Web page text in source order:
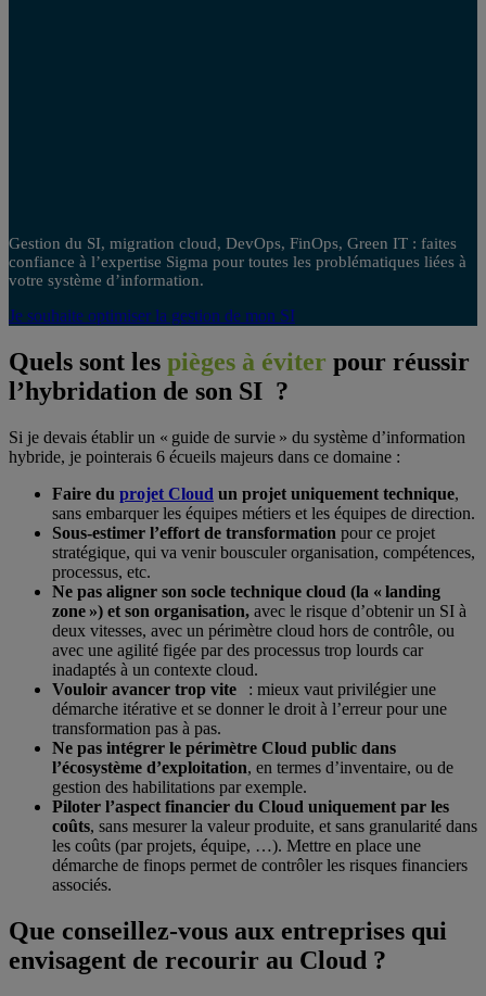
Gestion du SI, migration cloud, DevOps, FinOps, Green IT : faites
confiance à l’expertise Sigma pour toutes les problématiques liées à
votre système d’information.
Je souhaite optimiser la gestion de mon SI
Quels sont les pièges à éviter pour réussir
l’hybridation de son SI ?
Si je devais établir un « guide de survie » du système d’information
hybride, je pointerais 6 écueils majeurs dans ce domaine :
Faire du projet Cloud un projet uniquement technique,
sans embarquer les équipes métiers et les équipes de direction.
Sous-estimer l’effort de transformation pour ce projet
stratégique, qui va venir bousculer organisation, compétences,
processus, etc.
Ne pas aligner son socle technique cloud (la « landing
zone ») et son organisation, avec le risque d’obtenir un SI à
deux vitesses, avec un périmètre cloud hors de contrôle, ou
avec une agilité figée par des processus trop lourds car
inadaptés à un contexte cloud.
Vouloir avancer trop vite : mieux vaut privilégier une
démarche itérative et se donner le droit à l’erreur pour une
transformation pas à pas.
Ne pas intégrer le périmètre Cloud public dans
l’écosystème d’exploitation, en termes d’inventaire, ou de
gestion des habilitations par exemple.
Piloter l’aspect financier du Cloud uniquement par les
coûts, sans mesurer la valeur produite, et sans granularité dans
les coûts (par projets, équipe, …). Mettre en place une
démarche de finops permet de contrôler les risques financiers
associés.
Que conseillez-vous aux entreprises qui
envisagent de recourir au Cloud ?